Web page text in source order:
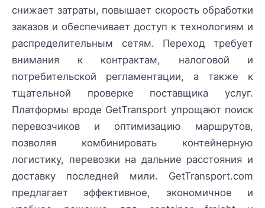
снижает затраты, повышает скорость обработки
заказов и обеспечивает доступ к технологиям и
распределительным сетям. Переход требует
внимания к контрактам, налоговой и
потребительской регламентации, а также к
тщательной проверке поставщика услуг.
Платформы вроде GetTransport упрощают поиск
перевозчиков и оптимизацию маршрутов,
позволяя комбинировать контейнерную
логистику, перевозки на дальние расстояния и
доставку последней мили. GetTransport.com
предлагает эффективное, экономичное и